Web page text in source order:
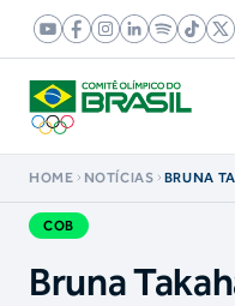
HOME NOTÍCIAS
BRUNA
COB
Bruna